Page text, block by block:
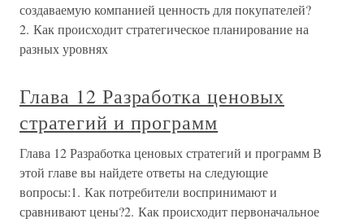
создаваемую компанией ценность для покупателей?
2. Как происходит стратегическое планирование на
разных уровнях
Глава 12 Разработка ценовых
стратегий и программ
Глава 12 Разработка ценовых стратегий и программ В
этой главе вы найдете ответы на следующие
вопросы:1. Как потребители воспринимают и
сравнивают цены?2. Как происходит первоначальное